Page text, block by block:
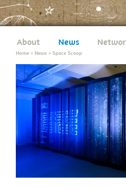
About News
Home > News > Space Scoop